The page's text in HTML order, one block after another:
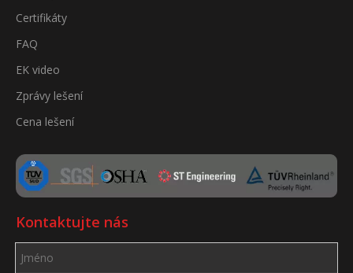
Certifikáty
FAQ
EK video
Zprávy lešení
Cena lešení
Kontaktujte nás